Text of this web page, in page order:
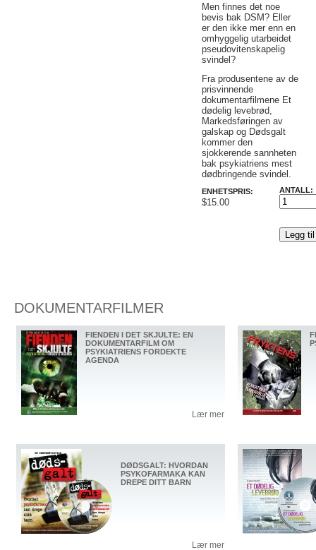
Men finnes det noe
bevis bak DSM? Eller
er den ikke mer enn en
omhyggelig utarbeidet
pseudovitenskapelig
svindel?
Fra produsentene av de
prisvinnende
dokumentarfilmene Et
dødelig levebrød,
Markedsføringen av
galskap og Dødsgalt
kommer den
sjokkerende sannheten
bak psykiatriens mest
dødbringende svindel.
ENHETSPRIS:
$15.00
ANTALL:
DOKUMENTARFILMER
FIENDEN I DET SKJULTE: EN
DOKUMENTARFILM OM
PSYKIATRIENS FORDEKTE
AGENDA
Lær mer
DØDSGALT: HVORDAN
PSYKOFARMAKA KAN
DREPE DITT BARN
Lær mer